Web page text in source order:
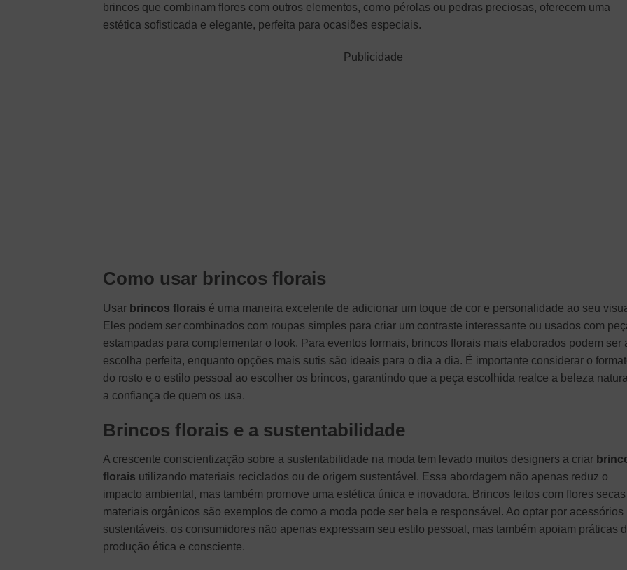
brincos que combinam flores com outros elementos, como pérolas ou pedras preciosas, oferecem uma
estética sofisticada e elegante, perfeita para ocasiões especiais.
Publicidade
Como usar brincos florais
Usar brincos florais é uma maneira excelente de adicionar um toque de cor e personalidade ao seu
Eles podem ser combinados com roupas simples para criar um contraste interessante ou usados com
estampadas para complementar o look. Para eventos formais, brincos florais mais elaborados podem ser
escolha perfeita, enquanto opções mais sutis são ideais para o dia a dia. É importante considerar o
do rosto e o estilo pessoal ao escolher os brincos, garantindo que a peça escolhida realce a beleza
a confiança de quem os usa.
Brincos florais e a sustentabilidade
A crescente conscientização sobre a sustentabilidade na moda tem levado muitos designers a criar
florais utilizando materiais reciclados ou de origem sustentável. Essa abordagem não apenas reduz o
impacto ambiental, mas também promove uma estética única e inovadora. Brincos feitos com flores
materiais orgânicos são exemplos de como a moda pode ser bela e responsável. Ao optar por acessórios
sustentáveis, os consumidores não apenas expressam seu estilo pessoal, mas também apoiam práticas
produção ética e consciente.